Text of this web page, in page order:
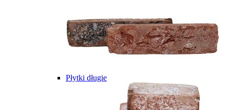
Płytki długie